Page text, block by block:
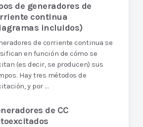
de generadores de
continua
incluidos)
de corriente continua se
en función de cómo se
(es decir, se producen) sus
Hay tres métodos de
y por …
de CC